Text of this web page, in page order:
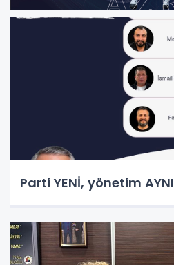
Parti YENİ, yönetim AYNI